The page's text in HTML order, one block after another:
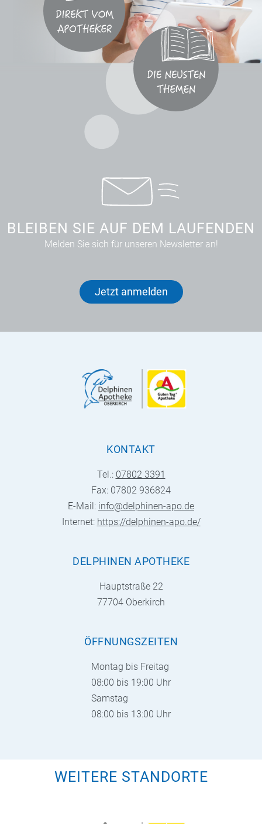
BLEIBEN SIE AUF DEM LAUFENDEN
Melden Sie sich für unseren Newsletter an!
Jetzt anmelden
KONTAKT
Tel.: 07802 3391
Fax: 07802 936824
E-Mail: info@delphinen-apo.de
Internet: https://delphinen-apo.de/
DELPHINEN APOTHEKE
Hauptstraße 22
77704 Oberkirch
ÖFFNUNGSZEITEN
Montag bis Freitag
08:00 bis 19:00 Uhr
Samstag
08:00 bis 13:00 Uhr
WEITERE STANDORTE